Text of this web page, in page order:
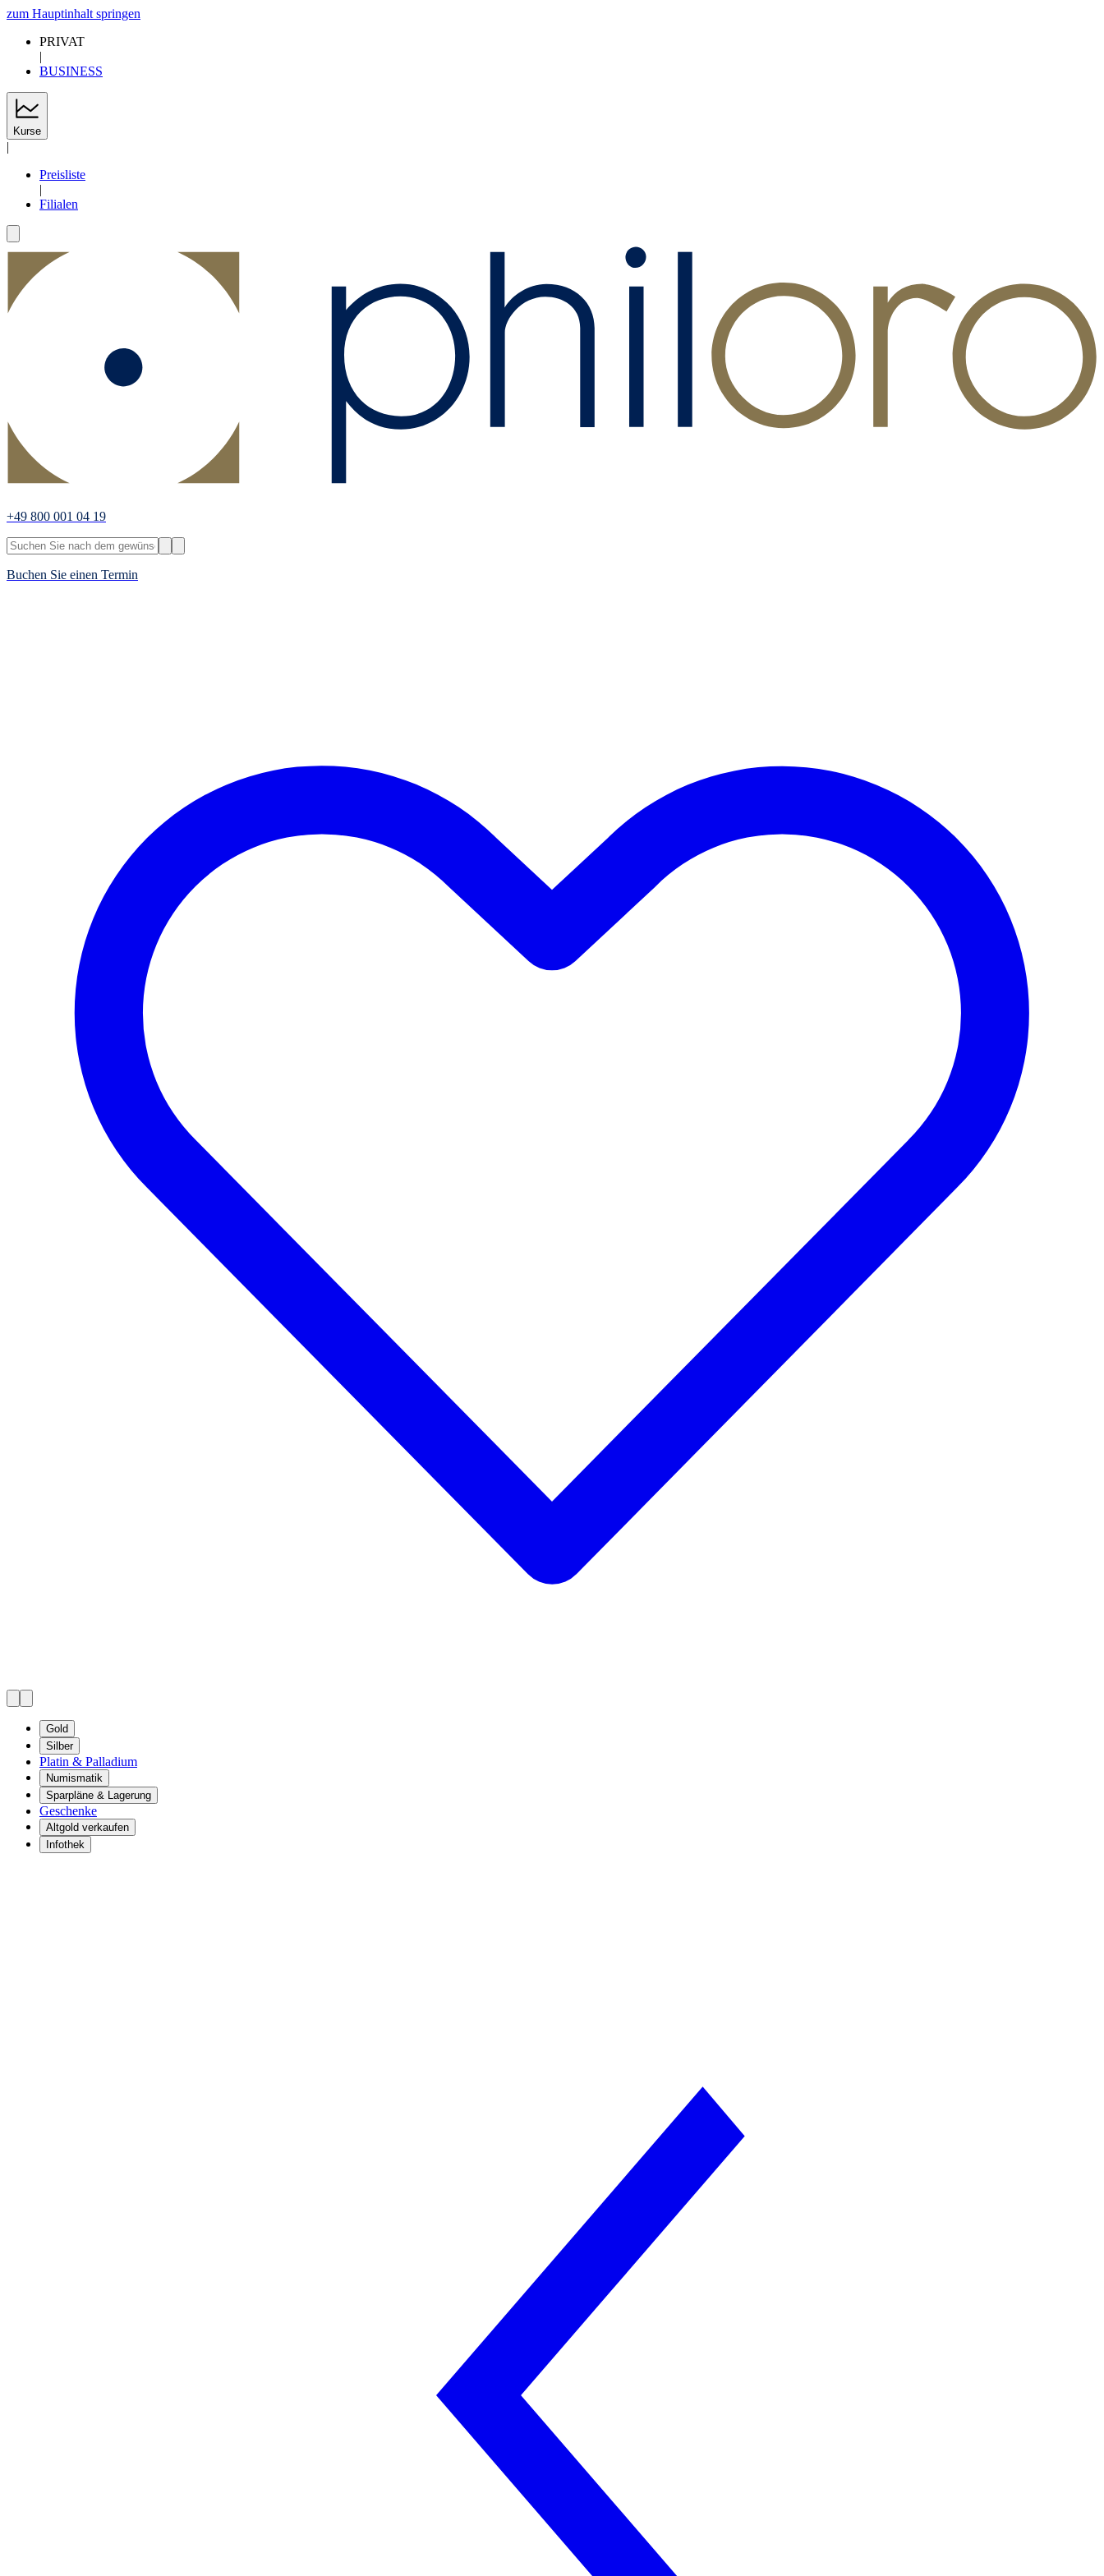
zum Hauptinhalt springen
PRIVAT
|
BUSINESS
Kurse
|
Preisliste
|
Filialen
+49 800 001 04 19
Buchen Sie einen Termin
Gold
Silber
Platin & Palladium
Numismatik
Sparpläne & Lagerung
Geschenke
Altgold verkaufen
Infothek